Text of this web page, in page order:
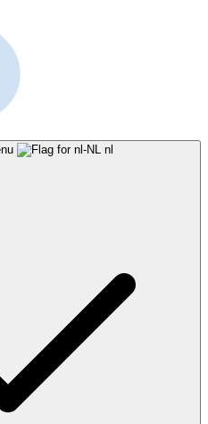
nl